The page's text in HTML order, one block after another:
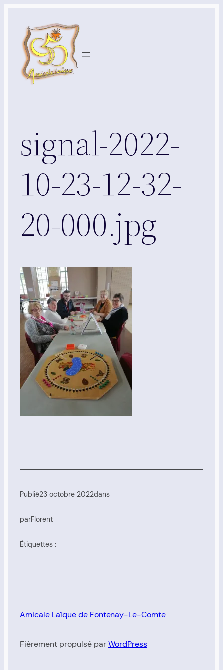
contenu
signal-2022-
10-23-12-32-
20-000.jpg
Publié23 octobre 2022dans
parFlorent
Étiquettes :
Amicale Laïque de Fontenay-Le-Comte
Fièrement propulsé parWordPress